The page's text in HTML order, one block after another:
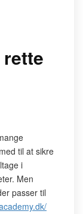
til at sikre
i
Men
passer til